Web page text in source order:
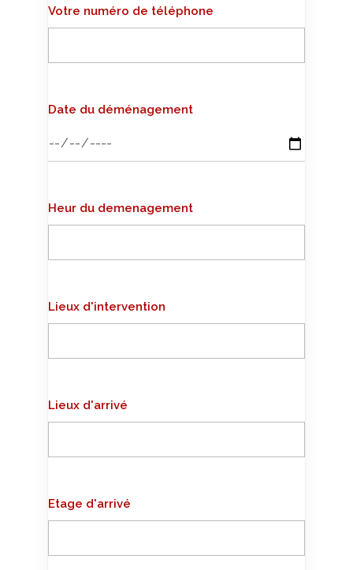
Votre numéro de téléphone
Date du déménagement
Heur du demenagement
Lieux d'intervention
Lieux d'arrivé
Etage d'arrivé